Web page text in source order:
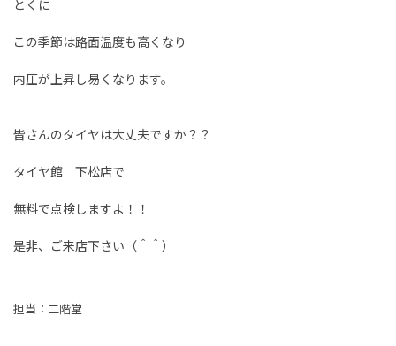
とくに
この季節は路面温度も高くなり
内圧が上昇し易くなります。
皆さんのタイヤは大丈夫ですか？？
タイヤ館 下松店で
無料で点検しますよ！！
是非、ご来店下さい（＾＾）
担当：二階堂